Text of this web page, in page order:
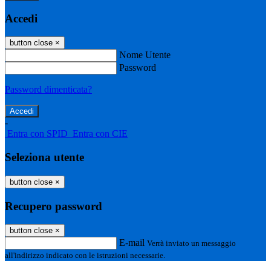
Accedi
button close ×
Nome Utente
Password
Password dimenticata?
-
Entra con SPID Entra con CIE
Seleziona utente
button close ×
Recupero password
button close ×
E-mail Verrà inviato un messaggio
all'indirizzo indicato con le istruzioni necessarie.